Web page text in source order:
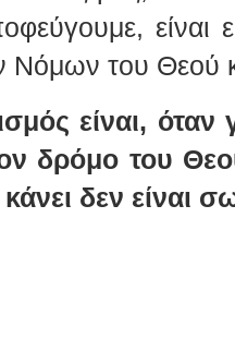
εί­ναι
Νό­μων του Θεού
εί­ναι, όταν
δρό­μο του
δεν εί­ναι